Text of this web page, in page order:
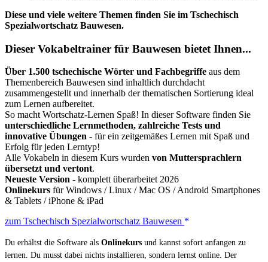
Diese und viele weitere Themen finden Sie im Tschechisch
Spezialwortschatz Bauwesen.
Dieser Vokabeltrainer für Bauwesen bietet Ihnen...
Über 1.500 tschechische Wörter und Fachbegriffe aus dem
Themenbereich Bauwesen sind inhaltlich durchdacht
zusammengestellt und innerhalb der thematischen Sortierung ideal
zum Lernen aufbereitet.
So macht Wortschatz-Lernen Spaß! In dieser Software finden Sie
unterschiedliche Lernmethoden, zahlreiche Tests und
innovative Übungen - für ein zeitgemäßes Lernen mit Spaß und
Erfolg für jeden Lerntyp!
Alle Vokabeln in diesem Kurs wurden von Muttersprachlern
übersetzt und vertont.
Neueste Version - komplett überarbeitet 2026
Onlinekurs für Windows / Linux / Mac OS / Android Smartphones
& Tablets / iPhone & iPad
zum Tschechisch Spezialwortschatz Bauwesen
Du erhältst die Software als Onlinekurs und kannst sofort anfangen zu
lernen. Du musst dabei nichts installieren, sondern lernst online. Der